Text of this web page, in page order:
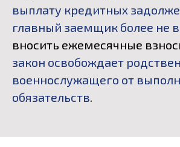
выплату кредитных
главный заемщик более не
вносить ежемесячные
закон освобождает
военнослужащего от
обязательств.